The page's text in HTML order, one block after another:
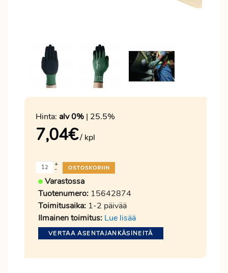
Hinta: alv 0% | 25.5%
7,04€/ kpl
-
+
Varastossa
Tuotenumero: 15642874
Toimitusaika: 1-2 päivää
Ilmainen toimitus: Lue lisää
VERTAA ASENTAJANKÄSINEITÄ